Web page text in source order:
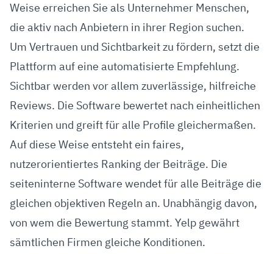
Weise erreichen Sie als Unternehmer Menschen,
die aktiv nach Anbietern in ihrer Region suchen.
Um Vertrauen und Sichtbarkeit zu fördern, setzt die
Plattform auf eine automatisierte Empfehlung.
Sichtbar werden vor allem zuverlässige, hilfreiche
Reviews. Die Software bewertet nach einheitlichen
Kriterien und greift für alle Profile gleichermaßen.
Auf diese Weise entsteht ein faires,
nutzerorientiertes Ranking der Beiträge. Die
seiteninterne Software wendet für alle Beiträge die
gleichen objektiven Regeln an. Unabhängig davon,
von wem die Bewertung stammt. Yelp gewährt
sämtlichen Firmen gleiche Konditionen.